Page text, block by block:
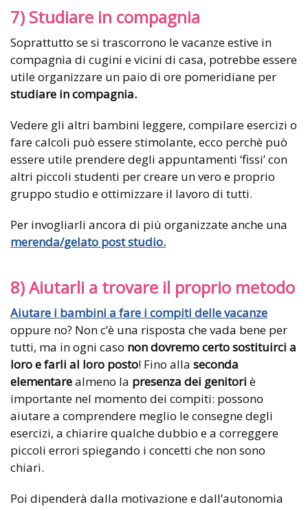
7) Studiare in compagnia
Soprattutto se si trascorrono le vacanze estive in
compagnia di cugini e vicini di casa, potrebbe essere
utile organizzare un paio di ore pomeridiane per
studiare in compagnia.
Vedere gli altri bambini leggere, compilare esercizi o
fare calcoli può essere stimolante, ecco perchè può
essere utile prendere degli appuntamenti ‘fissi’ con
altri piccoli studenti per creare un vero e proprio
gruppo studio e ottimizzare il lavoro di tutti.
Per invogliarli ancora di più organizzate anche una
merenda/gelato post studio.
8) Aiutarli a trovare il proprio metodo
Aiutare i bambini a fare i compiti delle vacanze
oppure no? Non c’è una risposta che vada bene per
tutti, ma in ogni caso non dovremo certo sostituirci a
loro e farli al loro posto! Fino alla seconda
elementarealmeno la presenza dei genitori è
importante nel momento dei compiti: possono
aiutare a comprendere meglio le consegne degli
esercizi, a chiarire qualche dubbio e a correggere
piccoli errori spiegando i concetti che non sono
chiari.
Poi dipenderà dalla motivazione e dall’autonomia